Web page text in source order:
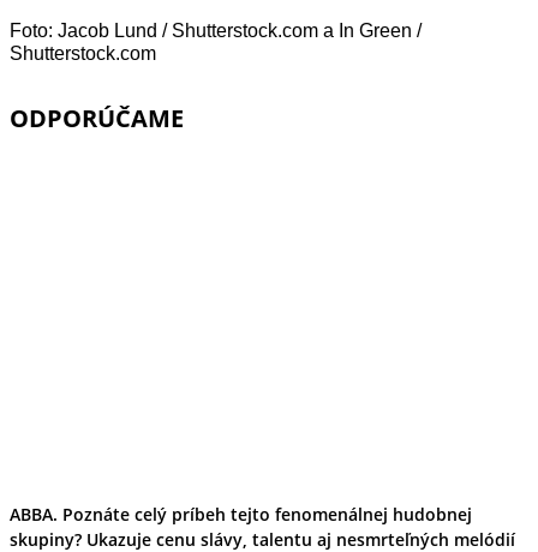
Foto: Jacob Lund / Shutterstock.com a In Green /
Shutterstock.com
ODPORÚČAME
ABBA. Poznáte celý príbeh tejto fenomenálnej hudobnej
skupiny? Ukazuje cenu slávy, talentu aj nesmrteľných melódií